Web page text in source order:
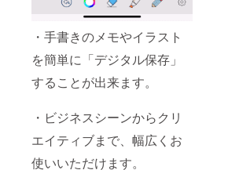
・手書きのメモやイラスト
を簡単に「デジタル保存」
することが出来ます。
・ビジネスシーンからクリ
エイティブまで、幅広くお
使いいただけます。